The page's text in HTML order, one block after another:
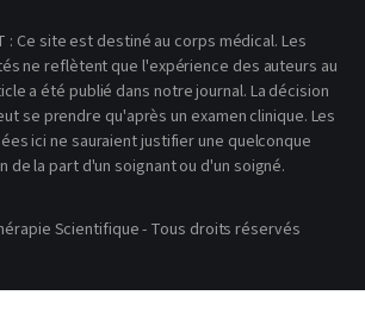
: Ce site est destiné au corps médical. Les
ne reflètent que l'expérience des auteurs au
a été publié dans notre journal. La décision
se prendre qu'après un examen clinique. Les
ici ne sauraient justifier une quelconque
de la part d'un soignant ou d'un soigné.
Scientifique - Tous droits réservés